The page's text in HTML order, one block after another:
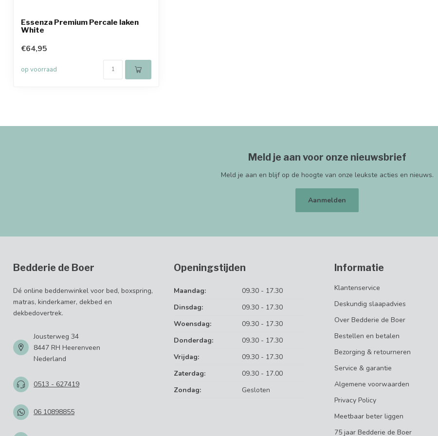
Essenza Premium Percale laken
White
€64,95
op voorraad
Meld je aan voor onze nieuwsbrief
Meld je aan en blijf op de hoogte van onze leukste acties en nieuws.
Aanmelden
Bedderie de Boer
Dé online beddenwinkel voor bed, boxspring,
matras, kinderkamer, dekbed en
dekbedovertrek.
Jousterweg 34
8447 RH Heerenveen
Nederland
0513 - 627419
06 10898855
Openingstijden
Maandag:
09.30 - 17.30
Dinsdag:
09.30 - 17.30
Woensdag:
09.30 - 17.30
Donderdag:
09.30 - 17.30
Vrijdag:
09.30 - 17.30
Zaterdag:
09.30 - 17.00
Zondag:
Gesloten
Informatie
Klantenservice
Deskundig slaapadvies
Over Bedderie de Boer
Bestellen en betalen
Bezorging & retourneren
Service & garantie
Algemene voorwaarden
Privacy Policy
Meetbaar beter liggen
75 jaar Bedderie de Boer